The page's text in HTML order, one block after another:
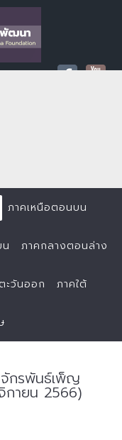
ภาคเหนือตอนบน
ภาคกลางตอนล่าง
ะวันออก ภาคใต้
กรพันธ์เพ็ญ
กายน 2566)